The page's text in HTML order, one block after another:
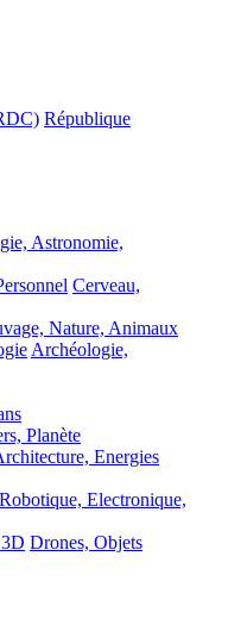
République
Astronomie,
Cerveau,
Nature, Animaux
Archéologie,
Planète
Energies
Robotique, Electronique,
Drones, Objets